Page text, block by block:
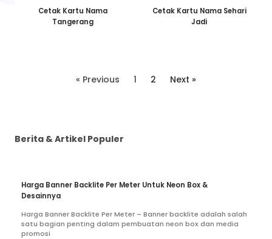
Cetak Kartu Nama
Tangerang
Cetak Kartu Nama Sehari
Jadi
« Previous 1 2 Next »
Berita & Artikel Populer
Harga Banner Backlite Per Meter Untuk Neon Box &
Desainnya
Harga Banner Backlite Per Meter – Banner backlite adalah salah
satu bagian penting dalam pembuatan neon box dan media
promosi